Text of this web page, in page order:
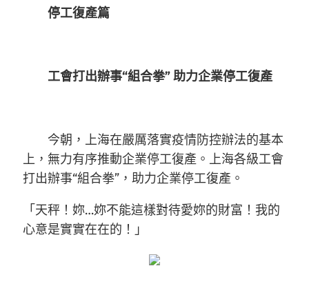
停工復產篇
工會打出辦事“組合拳” 助力企業停工復產
今朝，上海在嚴厲落實疫情防控辦法的基本
上，無力有序推動企業停工復產。上海各級工會
打出辦事“組合拳”，助力企業停工復產。
「天秤！妳…妳不能這樣對待愛妳的財富！我的
心意是實實在在的！」